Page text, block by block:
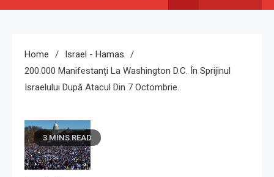
Home
Israel - Hamas
200.000 Manifestanți La Washington D.C. În Sprijinul
Israelului După Atacul Din 7 Octombrie.
3 MINS READ